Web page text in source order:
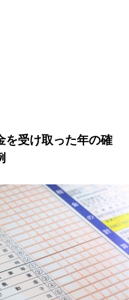
を受け取った年の確